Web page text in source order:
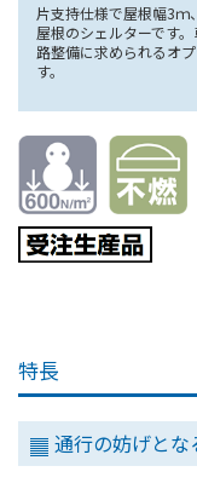
片支持仕様で屋根幅3ｍ
屋根のシェルターです
路整備に求められるオ
す。
特長
通行の妨げと